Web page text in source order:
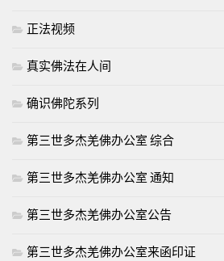
正法视频
真实佛法在人间
确识佛陀系列
第三世多杰羌佛办公室 综合
第三世多杰羌佛办公室 通知
第三世多杰羌佛办公室公告
第三世多杰羌佛办公室来函印证